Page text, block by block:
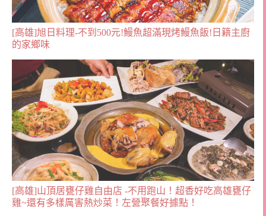
[高雄]旭日料理-不到500元!鰻魚超滿現烤鰻魚飯!日籍主廚
的家鄉味
[高雄]山頂居甕仔雞自由店 -不用跑山！超香好吃高雄甕仔
雞~還有多樣厲害熱炒菜！左營聚餐好據點！